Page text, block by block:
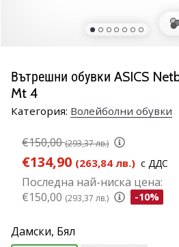
страст
като
нас?
се
като
амбасадор
на
марката.
Вътрешни обувки ASICS
Mt 4
Категория: Волейболни обувки
€150,00 (293,37 лв.)
€134,90 (263,84 лв.) с ДДС
Последна най-ниска цена:
€150,00 (293,37 лв.) -10%
Дамски, Бял